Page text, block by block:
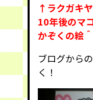
↑ラクガキ
10年後のマ
かぞくの絵＾
ブログから
く！